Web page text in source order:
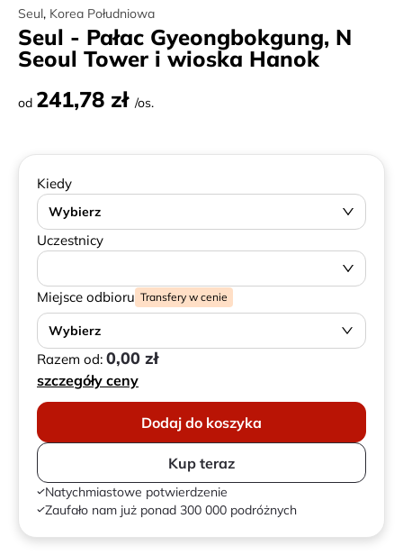
Seul, Korea Południowa
Seul - Pałac Gyeongbokgung, N
Seoul Tower i wioska Hanok
od 241,78 zł /os.
Kiedy
Wybierz
Uczestnicy
Miejsce odbioru Transfery w cenie
Wybierz
Razem od: 0,00 zł
szczegóły ceny
Dodaj do koszyka
Kup teraz
Natychmiastowe potwierdzenie
Zaufało nam już ponad 300 000 podróżnych